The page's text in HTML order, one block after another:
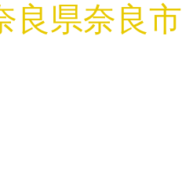
良県奈良市